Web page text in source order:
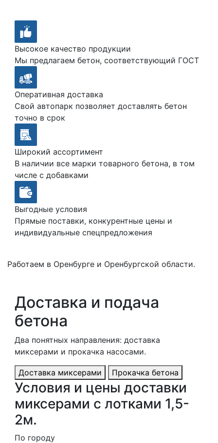
Высокое качество продукции
Мы предлагаем бетон, соответствующий ГОСТ
Оперативная доставка
Свой автопарк позволяет доставлять бетон
точно в срок
Широкий ассортимент
В наличии все марки товарного бетона, в том
числе с добавками
Выгодные условия
Прямые поставки, конкурентные цены и
индивидуальные спецпредложения
Работаем в Оренбурге и Оренбургской области.
Доставка и подача
бетона
Два понятных направления: доставка
миксерами и прокачка насосами.
Доставка миксерами Прокачка бетона
Условия и цены доставки
миксерами с лотками 1,5-
2м.
По городу